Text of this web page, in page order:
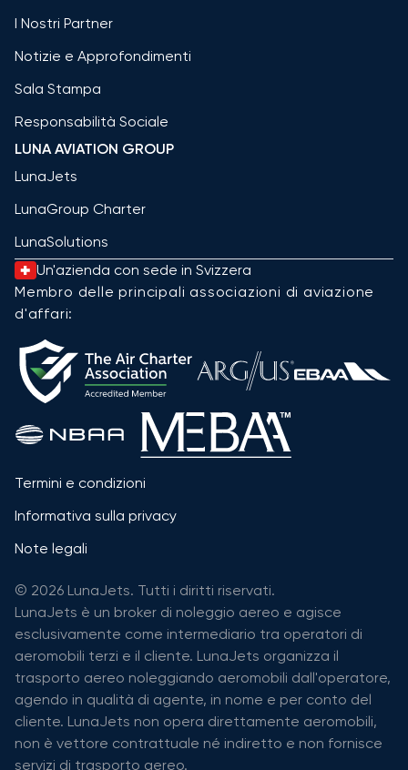
I Nostri Partner
Notizie e Approfondimenti
Sala Stampa
Responsabilità Sociale
LUNA AVIATION GROUP
LunaJets
LunaGroup Charter
LunaSolutions
Un'azienda con sede in Svizzera
Membro delle principali associazioni di aviazione
d'affari:
Termini e condizioni
Informativa sulla privacy
Note legali
© 2026 LunaJets. Tutti i diritti riservati.
LunaJets è un broker di noleggio aereo e agisce
esclusivamente come intermediario tra operatori di
aeromobili terzi e il cliente. LunaJets organizza il
trasporto aereo noleggiando aeromobili dall'operatore,
agendo in qualità di agente, in nome e per conto del
cliente. LunaJets non opera direttamente aeromobili,
non è vettore contrattuale né indiretto e non fornisce
servizi di trasporto aereo.